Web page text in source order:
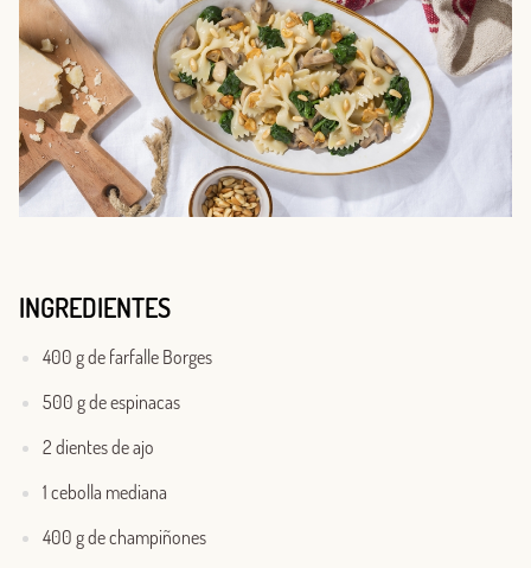
INGREDIENTES
400 g de farfalle Borges
500 g de espinacas
2 dientes de ajo
1 cebolla mediana
400 g de champiñones